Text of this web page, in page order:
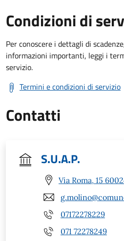
Condizioni di
Per conoscere i dettagli di
informazioni importanti, leggi i
servizio.
Termini e condizioni di servizio
Contatti
S.U.A.P.
Via Roma, 15
07172278229
071 72278249